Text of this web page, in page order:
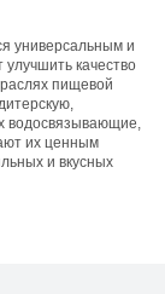
универсальным и
качество
пищевой
водосвязывающие,
их ценным
и вкусных